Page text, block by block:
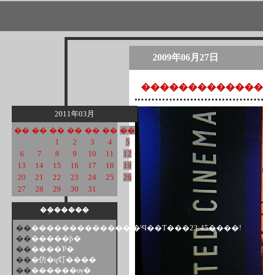
2009年06月27日
2011年03月
�� �� �� �� �� �� ��
1
2 3 4
5
6
7 8 9 10 11
12
13
14 15 16 17 18
19
20
21 22 23 24 25
26
27
28 29 30 31
��֥�����
���������������:�ˤϤ��Τ���23:45����!
�������ƥ�
������Ƥ�
���仿�ɥ饤����
��������ѹ�